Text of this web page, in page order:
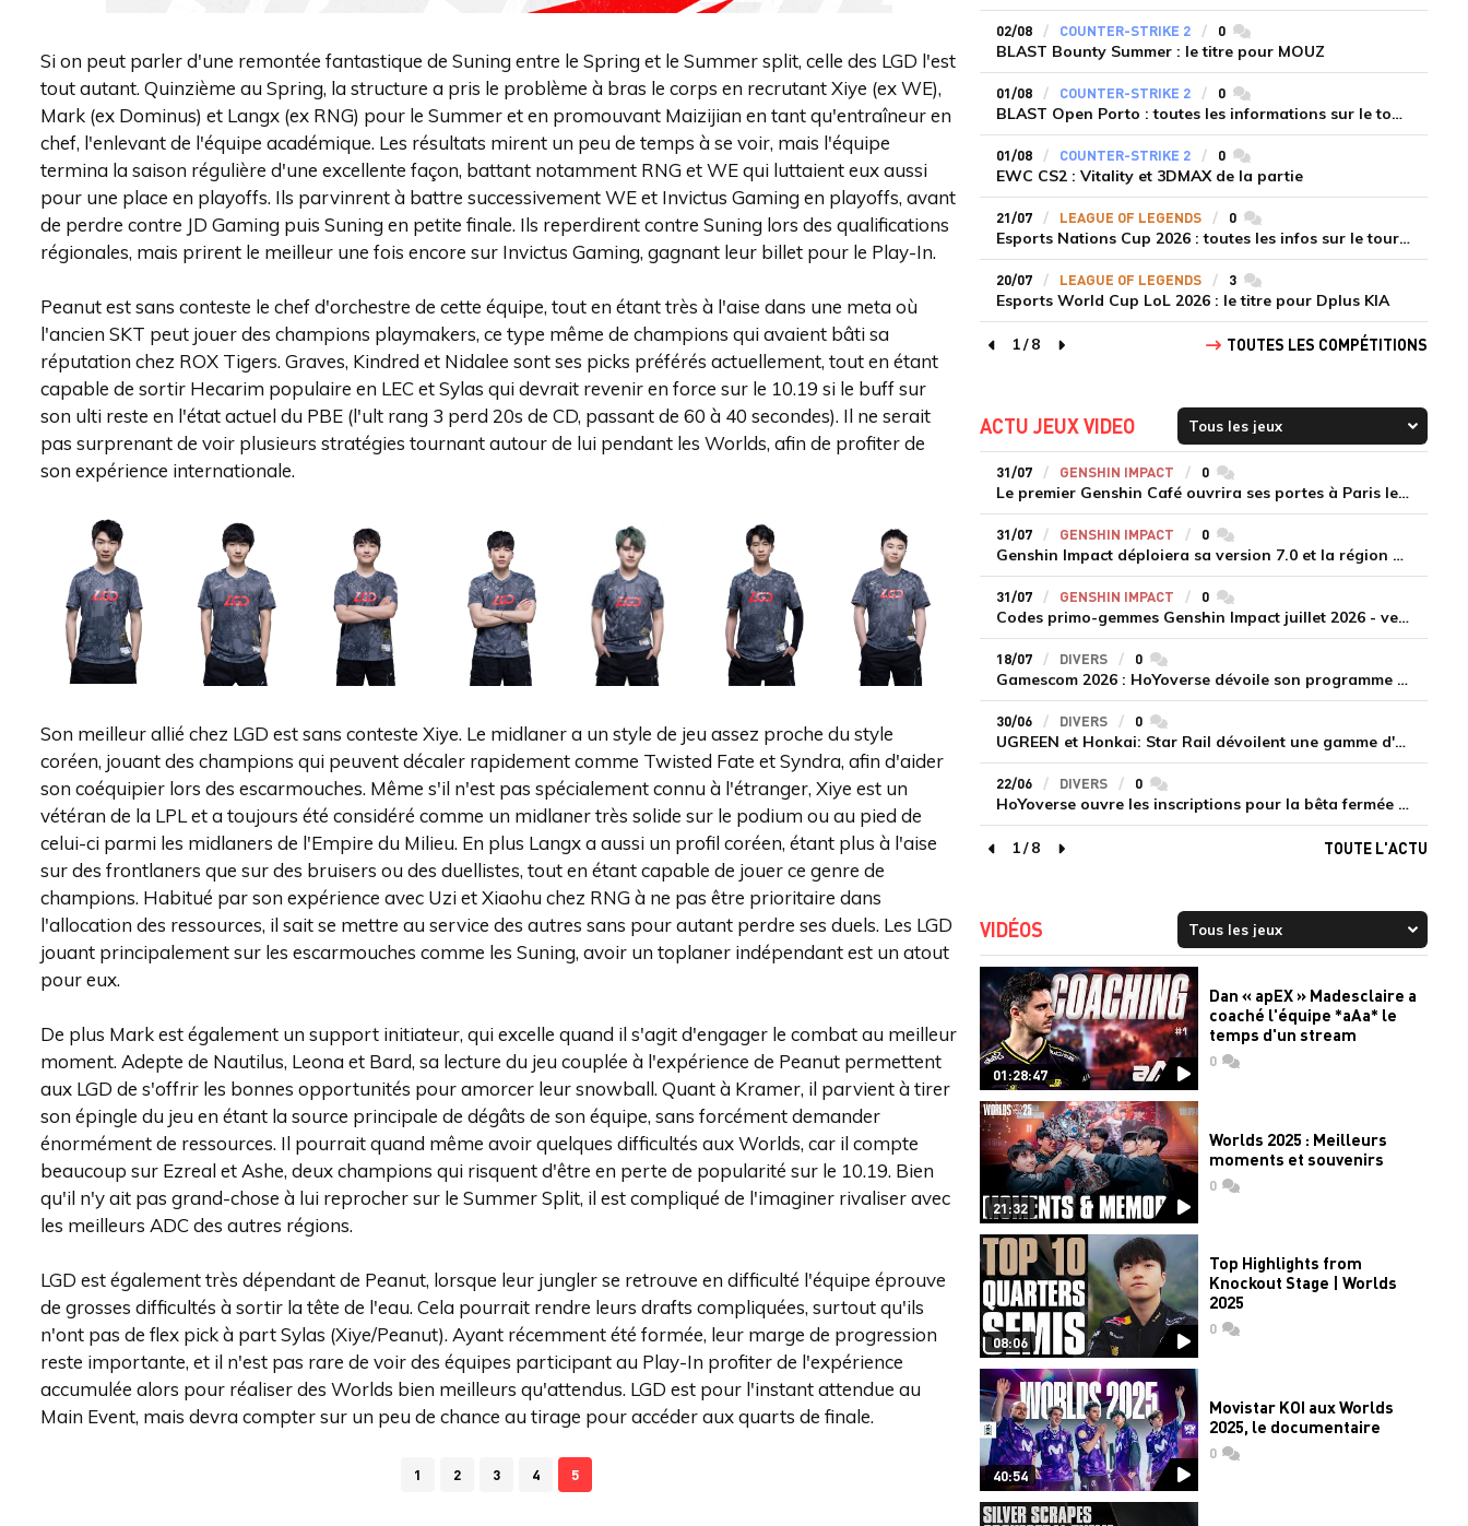
Si on peut parler d'une remontée fantastique de Suning entre le Spring et le Summer split, celle des LGD l'est
tout autant. Quinzième au Spring, la structure a pris le problème à bras le corps en recrutant Xiye (ex WE),
Mark (ex Dominus) et Langx (ex RNG) pour le Summer et en promouvant Maizijian en tant qu'entraîneur en
chef, l'enlevant de l'équipe académique. Les résultats mirent un peu de temps à se voir, mais l'équipe
termina la saison régulière d'une excellente façon, battant notamment RNG et WE qui luttaient eux aussi
pour une place en playoffs. Ils parvinrent à battre successivement WE et Invictus Gaming en playoffs, avant
de perdre contre JD Gaming puis Suning en petite finale. Ils reperdirent contre Suning lors des qualifications
régionales, mais prirent le meilleur une fois encore sur Invictus Gaming, gagnant leur billet pour le Play-In.
Peanut est sans conteste le chef d'orchestre de cette équipe, tout en étant très à l'aise dans une meta où
l'ancien SKT peut jouer des champions playmakers, ce type même de champions qui avaient bâti sa
réputation chez ROX Tigers. Graves, Kindred et Nidalee sont ses picks préférés actuellement, tout en étant
capable de sortir Hecarim populaire en LEC et Sylas qui devrait revenir en force sur le 10.19 si le buff sur
son ulti reste en l'état actuel du PBE (l'ult rang 3 perd 20s de CD, passant de 60 à 40 secondes). Il ne serait
pas surprenant de voir plusieurs stratégies tournant autour de lui pendant les Worlds, afin de profiter de
son expérience internationale.
Son meilleur allié chez LGD est sans conteste Xiye. Le midlaner a un style de jeu assez proche du style
coréen, jouant des champions qui peuvent décaler rapidement comme Twisted Fate et Syndra, afin d'aider
son coéquipier lors des escarmouches. Même s'il n'est pas spécialement connu à l'étranger, Xiye est un
vétéran de la LPL et a toujours été considéré comme un midlaner très solide sur le podium ou au pied de
celui-ci parmi les midlaners de l'Empire du Milieu. En plus Langx a aussi un profil coréen, étant plus à l'aise
sur des frontlaners que sur des bruisers ou des duellistes, tout en étant capable de jouer ce genre de
champions. Habitué par son expérience avec Uzi et Xiaohu chez RNG à ne pas être prioritaire dans
l'allocation des ressources, il sait se mettre au service des autres sans pour autant perdre ses duels. Les LGD
jouant principalement sur les escarmouches comme les Suning, avoir un toplaner indépendant est un atout
pour eux.
De plus Mark est également un support initiateur, qui excelle quand il s'agit d'engager le combat au meilleur
moment. Adepte de Nautilus, Leona et Bard, sa lecture du jeu couplée à l'expérience de Peanut permettent
aux LGD de s'offrir les bonnes opportunités pour amorcer leur snowball. Quant à Kramer, il parvient à tirer
son épingle du jeu en étant la source principale de dégâts de son équipe, sans forcément demander
énormément de ressources. Il pourrait quand même avoir quelques difficultés aux Worlds, car il compte
beaucoup sur Ezreal et Ashe, deux champions qui risquent d'être en perte de popularité sur le 10.19. Bien
qu'il n'y ait pas grand-chose à lui reprocher sur le Summer Split, il est compliqué de l'imaginer rivaliser avec
les meilleurs ADC des autres régions.
LGD est également très dépendant de Peanut, lorsque leur jungler se retrouve en difficulté l'équipe éprouve
de grosses difficultés à sortir la tête de l'eau. Cela pourrait rendre leurs drafts compliquées, surtout qu'ils
n'ont pas de flex pick à part Sylas (Xiye/Peanut). Ayant récemment été formée, leur marge de progression
reste importante, et il n'est pas rare de voir des équipes participant au Play-In profiter de l'expérience
accumulée alors pour réaliser des Worlds bien meilleurs qu'attendus. LGD est pour l'instant attendue au
Main Event, mais devra compter sur un peu de chance au tirage pour accéder aux quarts de finale.
1 2 3 4 5
02/08 COUNTER-STRIKE 2 0commentaires
BLAST Bounty Summer : le titre pour MOUZ
01/08 COUNTER-STRIKE 2 0commentaires
BLAST Open Porto : toutes les informations sur le tournoi
01/08 COUNTER-STRIKE 2 0commentaires
EWC CS2 : Vitality et 3DMAX de la partie
21/07 LEAGUE OF LEGENDS 0commentaires
Esports Nations Cup 2026 : toutes les infos sur le tournoi
20/07 LEAGUE OF LEGENDS 3commentaires
Esports World Cup LoL 2026 : le titre pour Dplus KIA
page précédente
1/8
page suivante
TOUTES LES COMPÉTITIONS
ACTU JEUX VIDEO
31/07 GENSHIN IMPACT 0commentaires
Le premier Genshin Café ouvrira ses portes à Paris le 14 août
31/07 GENSHIN IMPACT 0commentaires
Genshin Impact déploiera sa version 7.0 et la région de Snezhnaya le 12 août
31/07 GENSHIN IMPACT 0commentaires
Codes primo-gemmes Genshin Impact juillet 2026 - version 7.0
18/07 DIVERS 0commentaires
Gamescom 2026 : HoYoverse dévoile son programme et présente deux nouveaux jeux inédits
30/06 DIVERS 0commentaires
UGREEN et Honkai: Star Rail dévoilent une gamme d'accessoires de recharge en édition limitée
22/06 DIVERS 0commentaires
HoYoverse ouvre les inscriptions pour la bêta fermée de Honkai : Nexus Anima
page précédente
1/8
page suivante
TOUTE L'ACTU
VIDÉOS
01:28:47
Dan « apEX » Madesclaire a
coaché l'équipe *aAa* le
temps d'un stream
0commentaires
21:32
Worlds 2025 : Meilleurs
moments et souvenirs
0commentaires
08:06
Top Highlights from
Knockout Stage | Worlds
2025
0commentaires
40:54
Movistar KOI aux Worlds
2025, le documentaire
0commentaires